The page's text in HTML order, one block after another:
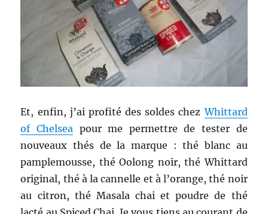
Et, enfin, j’ai profité des soldes chezWhittard
of Chelsea pour me permettre de tester de
nouveaux thés de la marque : thé blanc au
pamplemousse, thé Oolong noir, thé Whittard
original, thé à la cannelle et à l’orange, thé noir
au citron, thé Masala chai et poudre de thé